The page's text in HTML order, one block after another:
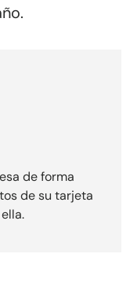
de forma
de su tarjeta